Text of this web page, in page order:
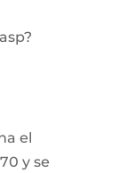
el
y se